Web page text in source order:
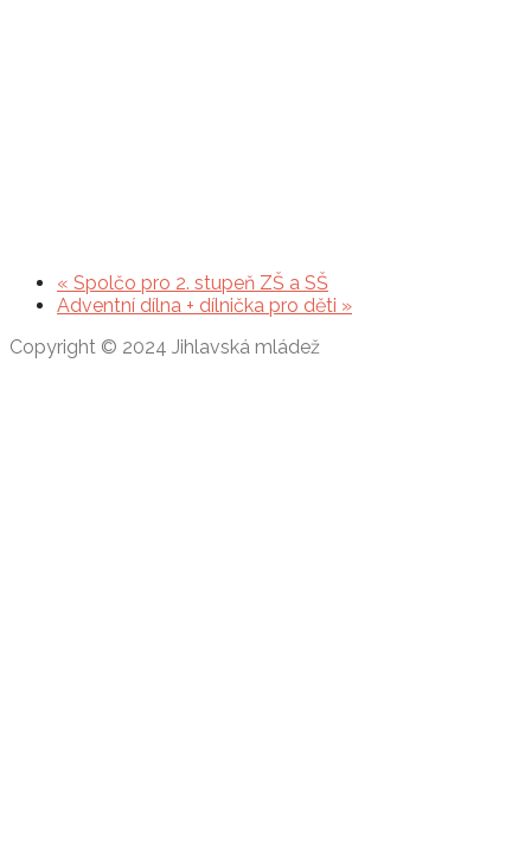
« Spolčo pro 2. stupeň ZŠ a SŠ
Adventní dílna + dílnička pro děti »
Copyright © 2024 Jihlavská mládež